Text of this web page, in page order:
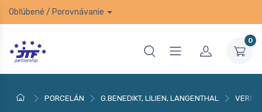
Obľúbené / Porovnávanie
0
PORCELÁN G.BENEDIKT, LILIEN, LANGENTHAL